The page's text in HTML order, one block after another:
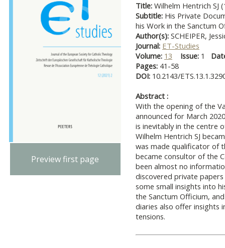
Preview first page
Title: Wilhelm Hentrich SJ
Subtitle: His Private
his Work in the Sanctum
Author(s): SCHEIPER,
Journal: ET-Studies
Volume: 13 Issue: 1
Pages: 41-58
DOI: 10.2143/
Abstract :
With the opening of the
announced for March
is inevitably in the centre
Wilhelm Hentrich SJ
was made qualificator of
became consultor of the
been almost no
discovered private
some small insights into
the Sanctum Officium,
diaries also offer insights
tensions.